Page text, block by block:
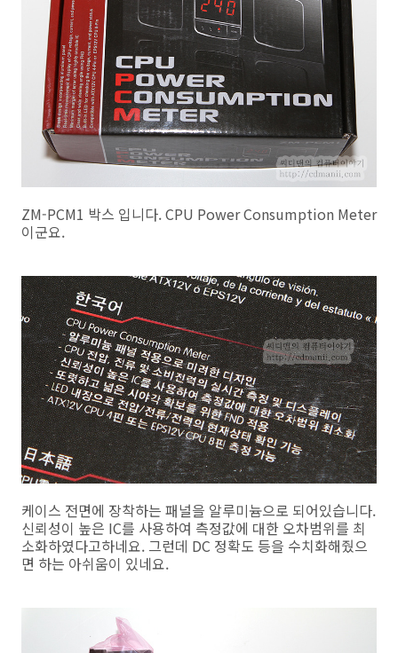
ZM-PCM1 박스 입니다. CPU Power Consumption Meter
이군요.
케이스 전면에 장착하는 패널을 알루미늄으로 되어있습니다.
신뢰성이 높은 IC를 사용하여 측정값에 대한 오차범위를 최
소화하였다고하네요. 그런데 DC 정확도 등을 수치화해줬으
면 하는 아쉬움이 있네요.